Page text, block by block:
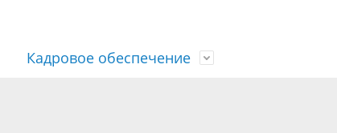
Кадровое обеспечение